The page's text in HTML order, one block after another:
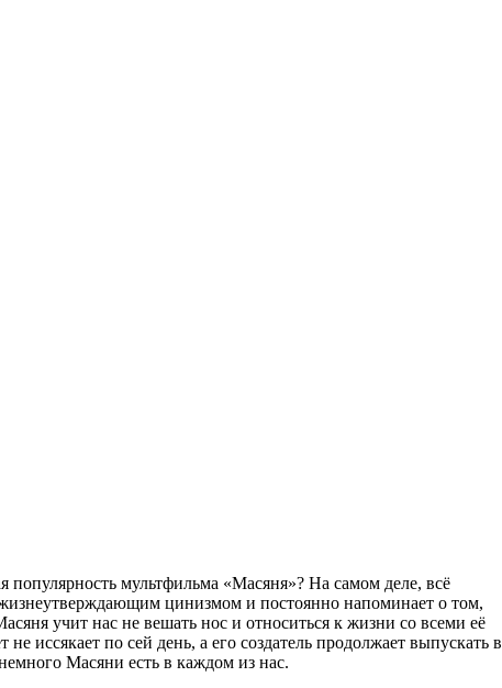
популярность мультфильма «Масяня»? На самом деле, всё
цинизмом и постоянно напоминает о том,
учит нас не вешать нос и относиться к жизни со всеми её
иссякает по сей день, а его создатель продолжает выпускать в
Масяни есть в каждом из нас.